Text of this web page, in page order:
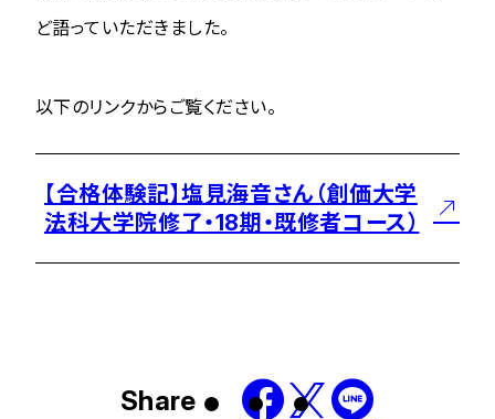
ど語っていただきました。
以下のリンクからご覧ください。
【合格体験記】塩見海音さん（創価大学
法科大学院修了・18期・既修者コース）
Share